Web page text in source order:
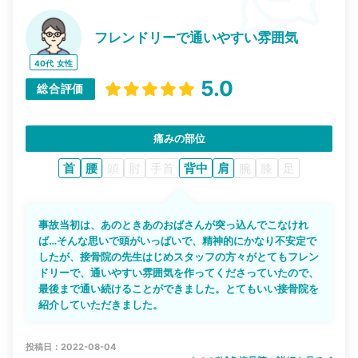
40代 女性
フレンドリーで通いやすい雰囲気
総合評価 5.0
痛みの部位
首 腰 頭 肘 手首 背中 肩 腕 膝 足
事故当初は、あのときあのおばさんが突っ込んでこなけれ
ば…そんな思いで頭がいっぱいで、精神的にかなり不安定で
したが、接骨院の先生はじめスタッフの方々がとてもフレン
ドリーで、通いやすい雰囲気を作ってくださっていたので、
最後まで通い続けることができました。とてもいい接骨院を
紹介していただきました。
投稿日：2022-08-04